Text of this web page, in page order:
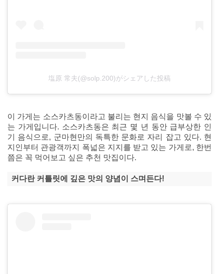
塩原 常夫(@solp.200)がシェアした投稿
이 가게는 소스카츠동이라고 불리는 현지 음식을 맛볼 수 있
는 가게입니다. 소스카츠동은 최근 몇 년 동안 급부상한 인
기 음식으로, 군마현만의 독특한 문화로 자리 잡고 있다. 현
지인부터 관광객까지 폭넓은 지지를 받고 있는 가게로, 한번
쯤은 꼭 먹어보고 싶은 추천 맛집이다.
커다란 커틀릿에 깊은 맛의 양념이 스며든다!